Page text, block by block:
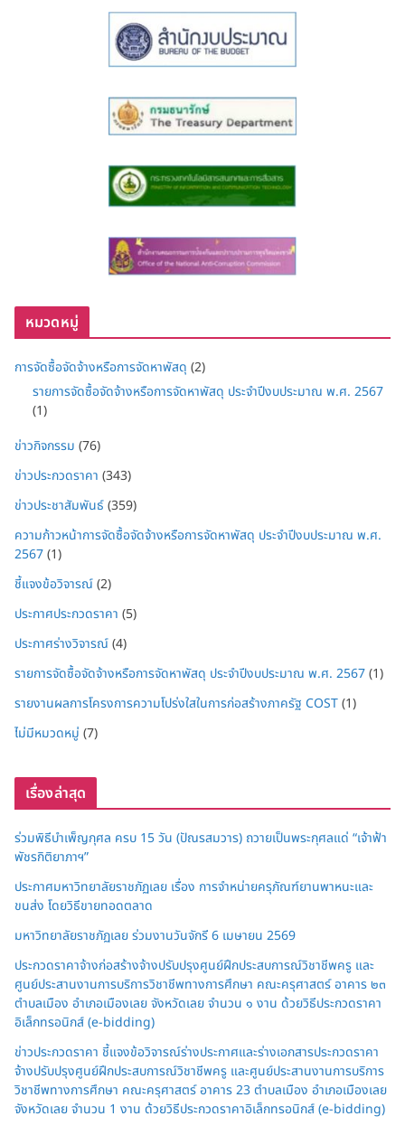
หมวดหมู่
การจัดซื้อจัดจ้างหรือการจัดหาพัสดุ (2)
รายการจัดซื้อจัดจ้างหรือการจัดหาพัสดุ ประจำปีงบประมาณ พ.ศ. 2567
(1)
ข่าวกิจกรรม (76)
ข่าวประกวดราคา (343)
ข่าวประชาสัมพันธ์(359)
ความก้าวหน้าการจัดซื้อจัดจ้างหรือการจัดหาพัสดุ ประจำปีงบประมาณ พ.ศ.
2567(1)
ชี้แจงข้อวิจารณ์(2)
ประกาศประกวดราคา (5)
ประกาศร่างวิจารณ์(4)
รายการจัดซื้อจัดจ้างหรือการจัดหาพัสดุ ประจำปีงบประมาณ พ.ศ. 2567(1)
รายงานผลการโครงการความโปร่งใสในการก่อสร้างภาครัฐ COST(1)
ไม่มีหมวดหมู่ (7)
เรื่องล่าสุด
ร่วมพิธีบำเพ็ญกุศล ครบ 15 วัน (ปัณรสมวาร) ถวายเป็นพระกุศลแด่ “เจ้าฟ้า
พัชรกิติยาภาฯ”
ประกาศมหาวิทยาลัยราชภัฏเลย เรื่อง การจำหน่ายครุภัณฑ์ยานพาหนะและ
ขนส่ง โดยวิธีขายทอดตลาด
มหาวิทยาลัยราชภัฏเลย ร่วมงานวันจักรี 6 เมษายน 2569
ประกวดราคาจ้างก่อสร้างจ้างปรับปรุงศูนย์ฝึกประสบการณ์วิชาชีพครู และ
ศูนย์ประสานงานการบริการวิชาชีพทางการศึกษา คณะครุศาสตร์ อาคาร ๒๓
ตำบลเมือง อำเภอเมืองเลย จังหวัดเลย จำนวน ๑ งาน ด้วยวิธีประกวดราคา
อิเล็กทรอนิกส์ (e-bidding)
ข่าวประกวดราคา ชี้แจงข้อวิจารณ์ร่างประกาศและร่างเอกสารประกวดราคา
จ้างปรับปรุงศูนย์ฝึกประสบการณ์วิชาชีพครู และศูนย์ประสานงานการบริการ
วิชาชีพทางการศึกษา คณะครุศาสตร์ อาคาร 23 ตำบลเมือง อำเภอเมืองเลย
จังหวัดเลย จำนวน 1 งาน ด้วยวิธีประกวดราคาอิเล็กทรอนิกส์ (e-bidding)